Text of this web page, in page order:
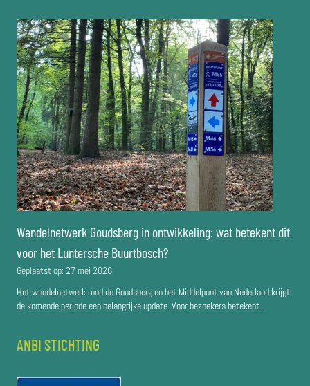
Wandelnetwerk Goudsberg in ontwikkeling: wat betekent dit
voor het Luntersche Buurtbosch?
Geplaatst op: 27 mei 2026
Het wandelnetwerk rond de Goudsberg en het Middelpunt van Nederland krijgt
de komende periode een belangrijke update. Voor bezoekers betekent...
ANBI STICHTING